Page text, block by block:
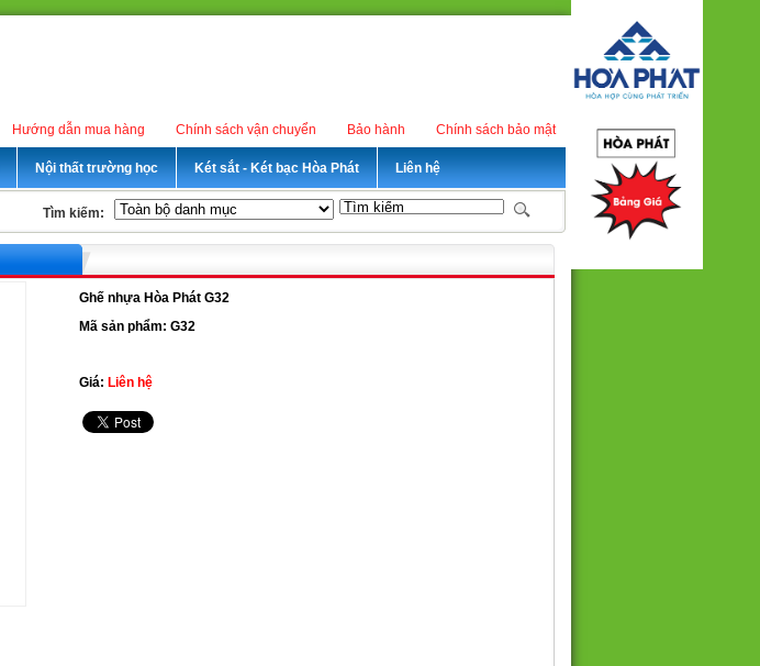
Chính sách bảo mật
Bảo hành
Chính sách vận chuyển
Hướng dẫn mua hàng
Nội thất trường học Két sắt - Két bạc Hòa Phát Liên hệ
Tìm kiếm:
Ghế nhựa Hòa Phát G32
Mã sản phẩm: G32
Giá: Liên hệ